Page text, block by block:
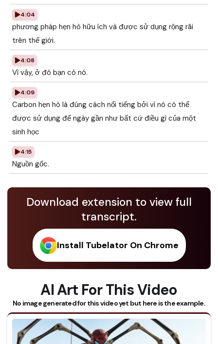
4:04
phương pháp hẹn hò hữu ích và được sử dụng rộng rãi
trên thế giới.
4:08
Vì vậy, ở đó bạn có nó.
4:09
Carbon hẹn hò là đúng cách nổi tiếng bởi vì nó có thể
được sử dụng để ngày gần như bất cứ điều gì của một
sinh học
4:15
Nguồn gốc.
Download extension to view full
transcript.
Install Tubelator On Chrome
AI Art For This Video
No image generated for this video yet but here is the example.